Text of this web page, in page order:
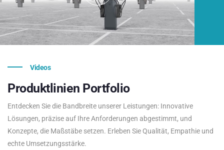
Videos
Produktlinien Portfolio
Entdecken Sie die Bandbreite unserer Leistungen: Innovative
Lösungen, präzise auf Ihre Anforderungen abgestimmt, und
Konzepte, die Maßstäbe setzen. Erleben Sie Qualität, Empathie und
echte Umsetzungsstärke.